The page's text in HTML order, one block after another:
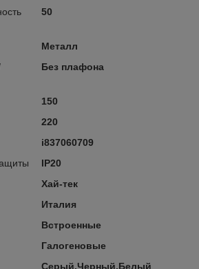
50
Металл
Без плафона
150
220
i837060709
IP20
Хай-тек
Италия
Встроенные
Галогеновые
Серый,Черный,Белый